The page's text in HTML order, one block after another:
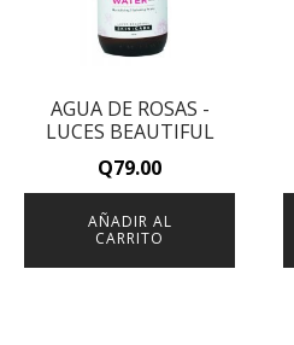
AGUA DE ROSAS -
LUCES BEAUTIFUL
Q79.00
AÑADIR AL
CARRITO